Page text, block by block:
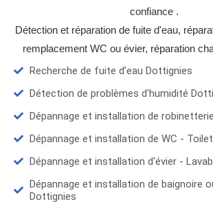
confiance .
Détection et réparation de fuite d'eau,
remplacement WC ou évier, réparation
Recherche de fuite d’eau Dottignies
Détection de problèmes d'humidité
Dépannage et installation de
Dépannage et installation de WC -
Dépannage et installation d'évier -
Dépannage et installation de baignoire
Dottignies